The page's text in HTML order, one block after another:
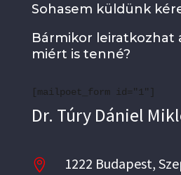
Sohasem küldünk
Bármikor leiratkozhat
miért is tenné?
[mailpoet_form id="1"]
Dr. Túry Dániel
 1222 Budapest,